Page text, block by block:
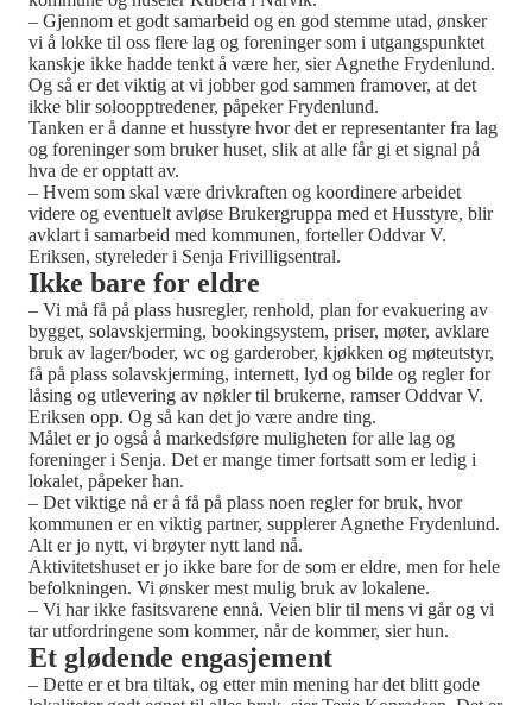
– Gjennom et godt samarbeid og en god stemme utad, ønsker
vi å lokke til oss flere lag og foreninger som i utgangspunktet
kanskje ikke hadde tenkt å være her, sier Agnethe Frydenlund.
Og så er det viktig at vi jobber god sammen framover, at det
ikke blir soloopptredener, påpeker Frydenlund.
Tanken er å danne et husstyre hvor det er representanter fra lag
og foreninger som bruker huset, slik at alle får gi et signal på
hva de er opptatt av.
– Hvem som skal være drivkraften og koordinere arbeidet
videre og eventuelt avløse Brukergruppa med et Husstyre, blir
avklart i samarbeid med kommunen, forteller Oddvar V.
Eriksen, styreleder i Senja Frivilligsentral.
Ikke bare for eldre
– Vi må få på plass husregler, renhold, plan for evakuering av
bygget, solavskjerming, bookingsystem, priser, møter, avklare
bruk av lager/boder, wc og garderober, kjøkken og møteutstyr,
få på plass solavskjerming, internett, lyd og bilde og regler for
låsing og utlevering av nøkler til brukerne, ramser Oddvar V.
Eriksen opp. Og så kan det jo være andre ting.
Målet er jo også å markedsføre muligheten for alle lag og
foreninger i Senja. Det er mange timer fortsatt som er ledig i
lokalet, påpeker han.
– Det viktige nå er å få på plass noen regler for bruk, hvor
kommunen er en viktig partner, supplerer Agnethe Frydenlund.
Alt er jo nytt, vi brøyter nytt land nå.
Aktivitetshuset er jo ikke bare for de som er eldre, men for hele
befolkningen. Vi ønsker mest mulig bruk av lokalene.
– Vi har ikke fasitsvarene ennå. Veien blir til mens vi går og vi
tar utfordringene som kommer, når de kommer, sier hun.
Et glødende engasjement
– Dette er et bra tiltak, og etter min mening har det blitt gode